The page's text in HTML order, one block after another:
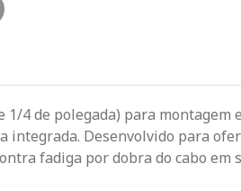
4 de polegada) para montagem
Desenvolvido para
fadiga por dobra do cabo em